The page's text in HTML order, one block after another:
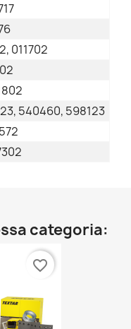
011702
540460, 598123
categoria:
favorite_border